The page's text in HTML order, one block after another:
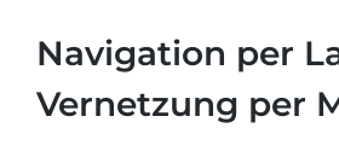
Navigation per
Vernetzung per